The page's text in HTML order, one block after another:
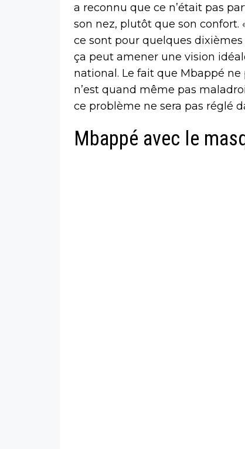
a reconnu que ce n’était pas
son nez, plutôt que son confort.
ce sont pour quelques dixièmes
ça peut amener une vision
national. Le fait que Mbappé
n’est quand même pas
ce problème ne sera pas réglé
Mbappé avec le